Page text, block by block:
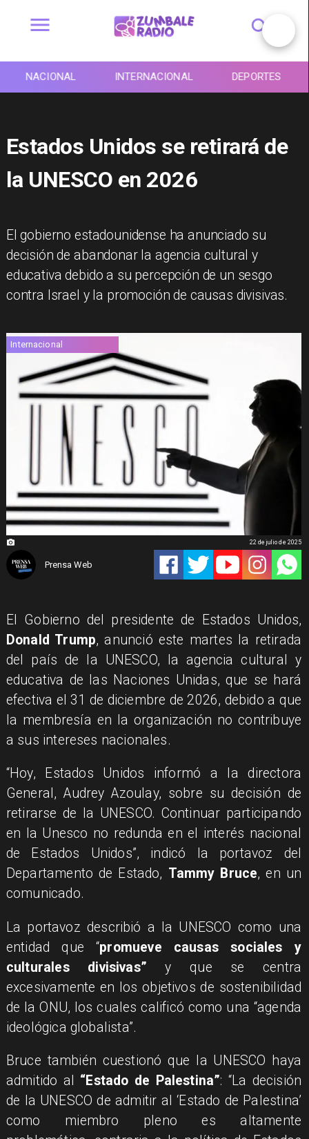
NACIONAL INTERNACIONAL DEPORTES
Estados Unidos se retirará de
la UNESCO en 2026
El gobierno estadounidense ha anunciado su
decisión de abandonar la agencia cultural y
educativa debido a su percepción de un sesgo
contra Israel y la promoción de causas divisivas.
Internacional
Prensa Web
22 de julio de 2025
El Gobierno del presidente de Estados Unidos,
Donald Trump, anunció este martes la retirada
del país de la UNESCO, la agencia cultural y
educativa de las Naciones Unidas, que se hará
efectiva el 31 de diciembre de 2026, debido a que
la membresía en la organización no contribuye
a sus intereses nacionales.
“Hoy, Estados Unidos informó a la directora
General, Audrey Azoulay, sobre su decisión de
retirarse de la UNESCO. Continuar participando
en la Unesco no redunda en el interés nacional
de Estados Unidos”, indicó la portavoz del
Departamento de Estado, Tammy Bruce, en un
comunicado.
La portavoz describió a la UNESCO como una
entidad que “promueve causas sociales y
culturales divisivas” y que se centra
excesivamente en los objetivos de sostenibilidad
de la ONU, los cuales calificó como una “agenda
ideológica globalista”.
Bruce también cuestionó que la UNESCO haya
admitido al “Estado de Palestina”: “La decisión
de la UNESCO de admitir al ‘Estado de Palestina’
como miembro pleno es altamente